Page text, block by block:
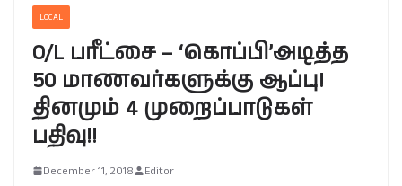
LOCAL
O/L பரீட்சை – ‘கொப்பி’அடித்த
50 மாணவர்களுக்கு ஆப்பு!
தினமும் 4 முறைப்பாடுகள்
பதிவு!!
December 11, 2018 Editor